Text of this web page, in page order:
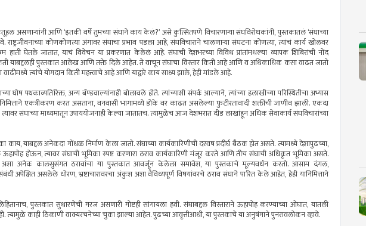
असणाऱ्यांनी आणि ‌‘इतकी वर्षे तुमच्या संघाने काय केलं?‌’ असे कुत्सितपणे विचारणाऱ्या संघविरोधकांनी, पुस्तकातलं ‌‘संघाच्या
राष्ट्रजीवनाच्या कोणकोणत्या अंगावर संघाचा प्रभाव पडला आहे, संघविचाराने चालणाऱ्या संघटना कोणत्या, त्यांचं कार्य खोलवर
हाती घेतले जातात, याचं विवेचन या प्रकरणात केलेलं आहे. संघाची देशभरच्या विविध प्रांतांमधल्या व्यापक शिबिरांची नोंद
याबद्दलही पुस्तकात आलेख आणि तक्ते दिले आहेत. ते वाचून संघाचा विस्तार किती आहे आणि व अधिकाधिक कसा वाढत जातो
त्यांचे योगदान किती महत्त्वाचे आहे आणि याद्वारे काय साध्य झाले, हेही मांडले आहे.
घोष पथकाव्यतिरिक्त, अन्य बॅण्डवाल्यांनाही बोलावले होते. त्यांच्याशी संपर्क आल्याने, त्यांच्या हलाखीच्या परिस्थितीचा अभ्यास
एकत्रीकरण करत असताना, वनवासी भागामध्ये डोके वर काढत असलेल्या फुटीरतावादी शक्तींची जाणीव झाली. एकदा
संघाच्या माध्यमातून उपाययोजनाही केल्या जातातच. त्यामुळेच आज देशभरात दीड लाखांहून अधिक सेवाकार्य संघविचारांच्या
काय, याबद्दल अनेकदा गोंधळ निर्माण केला जातो. संघाच्या कार्यकारिणीची दरवष प्रदीर्घ बैठक होत असते. त्यामध्ये देशापुढच्या,
होऊन, त्यावर संघाची भूमिका स्पष्ट करणारा ठराव कार्यकारिणी मंजूर करते आणि तीच संघाची अधिकृत भूमिका असते.
अशा अनेक कालसुसंगत ठरावांचा या पुस्तकात आवर्जून केलेला समावेश, या पुस्तकाचे मूल्यवर्धन करतो. आसाम दंगल,
अपेक्षित असलेले धोरण, भ्रष्टाचारावरचा अंकुश अशा वैविध्यपूर्ण विषयांवरचे ठराव संघाने पारित केले आहेत, हेही यानिमित्ताने
पुस्तकात सुधारणेची गरज असणारी गोष्टही सांगायला हवी. संघाबद्दल विस्ताराने ऊहापोह करण्याच्या ओघात, यातली
त्यामुळे काही ठिकाणी वाक्यरचनेच्या चुका झाल्या आहेत. पुढच्या आवृत्तीआधी, या पुस्तकाचे या अनुषंगाने पुनरावलोकन व्हावे.